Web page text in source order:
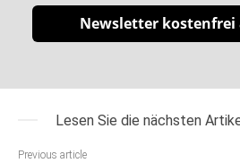
Newsletter kostenfrei
Lesen Sie die nächsten
Previous article